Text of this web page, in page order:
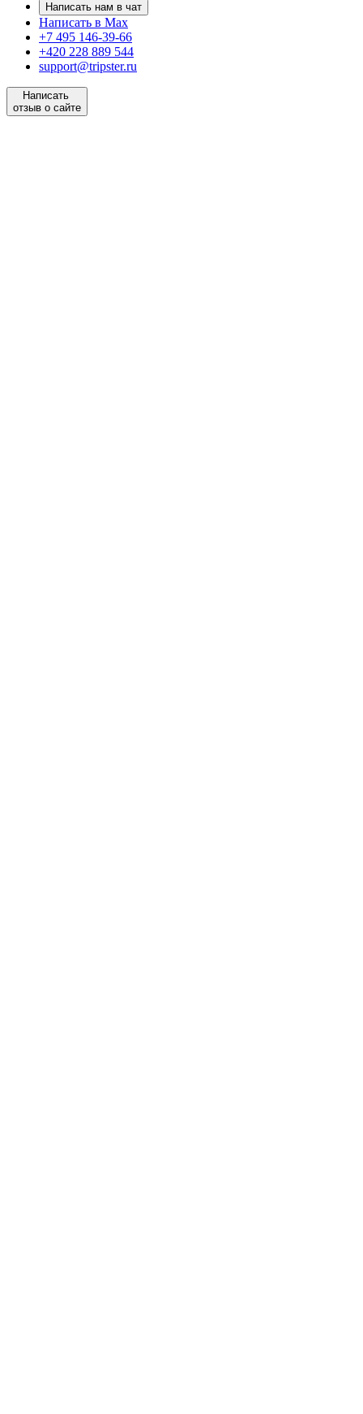
Написать нам в чат
Написать в Max
+7 495 146-39-66
+420 228 889 544
support@tripster.ru
Написать
отзыв о сайте